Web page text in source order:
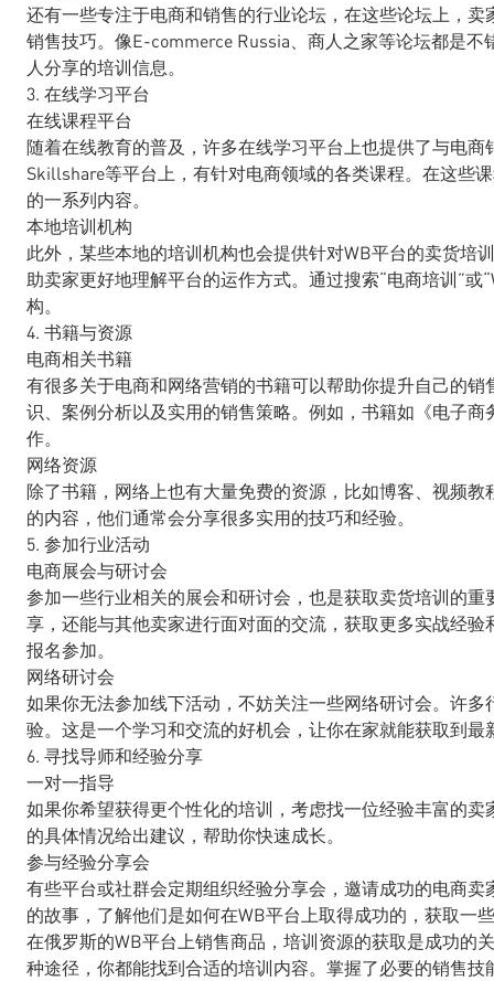
还有一些专注于电商和销售的行业论坛，在这些论坛上，
销售技巧。像E-commerce Russia、商人之家等论坛都是
人分享的培训信息。
3. 在线学习平台
在线课程平台
随着在线教育的普及，许多在线学习平台上也提供了与电
Skillshare等平台上，有针对电商领域的各类课程。在这些
的一系列内容。
本地培训机构
此外，某些本地的培训机构也会提供针对WB平台的卖货培
助卖家更好地理解平台的运作方式。通过搜索“电商培训”
构。
4. 书籍与资源
电商相关书籍
有很多关于电商和网络营销的书籍可以帮助你提升自己的
识、案例分析以及实用的销售策略。例如，书籍如《电子
作。
网络资源
除了书籍，网络上也有大量免费的资源，比如博客、视频
的内容，他们通常会分享很多实用的技巧和经验。
5. 参加行业活动
电商展会与研讨会
参加一些行业相关的展会和研讨会，也是获取卖货培训的
享，还能与其他卖家进行面对面的交流，获取更多实战经
报名参加。
网络研讨会
如果你无法参加线下活动，不妨关注一些网络研讨会。许
验。这是一个学习和交流的好机会，让你在家就能获取到最
6. 寻找导师和经验分享
一对一指导
如果你希望获得更个性化的培训，考虑找一位经验丰富的
的具体情况给出建议，帮助你快速成长。
参与经验分享会
有些平台或社群会定期组织经验分享会，邀请成功的电商
的故事，了解他们是如何在WB平台上取得成功的，获取一
在俄罗斯的WB平台上销售商品，培训资源的获取是成功的
种途径，你都能找到合适的培训内容。掌握了必要的销售